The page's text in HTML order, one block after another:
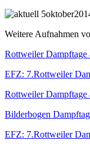
Weitere Aufnahmen
Rottweiler Dampftage
EFZ: 7.Rottweiler
Rottweiler Dampftage
Bilderbogen
EFZ: 7.Rottweiler